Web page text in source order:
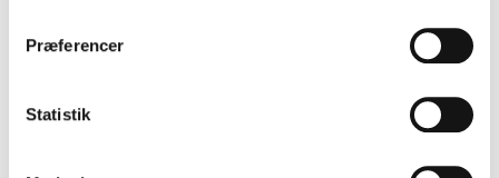
Præferencer
Statistik
Husk at købe noget rigtig god pasta, f.eks. af mærket
Rummo. Tro mig - det gør bare en verden til forskel.